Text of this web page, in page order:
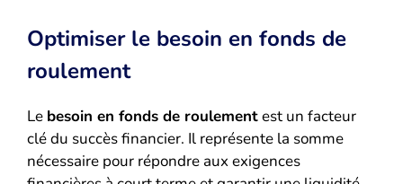
Optimiser le besoin en fonds de
roulement
Le besoin en fonds de roulementest un facteur
clé du succès financier. Il représente la somme
nécessaire pour répondre aux exigences